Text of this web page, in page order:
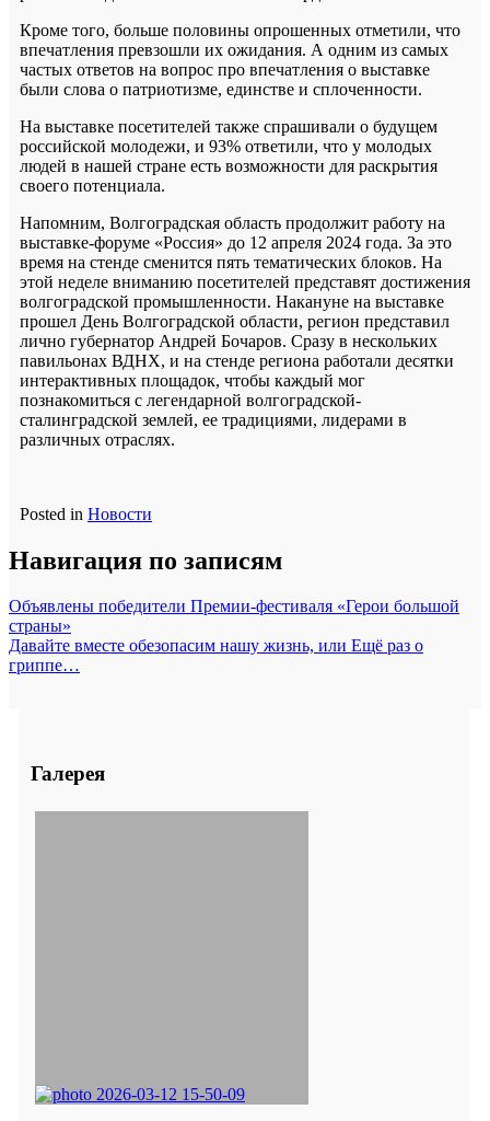
Кроме того, больше половины опрошенных отметили, что
впечатления превзошли их ожидания. А одним из самых
частых ответов на вопрос про впечатления о выставке
были слова о патриотизме, единстве и сплоченности.
На выставке посетителей также спрашивали о будущем
российской молодежи, и 93% ответили, что у молодых
людей в нашей стране есть возможности для раскрытия
своего потенциала.
Напомним, Волгоградская область продолжит работу на
выставке-форуме «Россия» до 12 апреля 2024 года. За это
время на стенде сменится пять тематических блоков. На
этой неделе вниманию посетителей представят достижения
волгоградской промышленности. Накануне на выставке
прошел День Волгоградской области, регион представил
лично губернатор Андрей Бочаров. Сразу в нескольких
павильонах ВДНХ, и на стенде региона работали десятки
интерактивных площадок, чтобы каждый мог
познакомиться с легендарной волгоградской-
сталинградской землей, ее традициями, лидерами в
различных отраслях.
Posted in Новости
Навигация по записям
Объявлены победители Премии-фестиваля «Герои большой
страны»
Давайте вместе обезопасим нашу жизнь, или Ещё раз о
гриппе…
Галерея